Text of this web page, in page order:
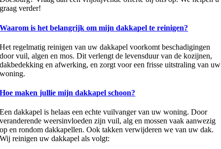
graag verder!
Waarom is het belangrijk om mijn dakkapel te reinigen?
Het regelmatig reinigen van uw dakkapel voorkomt beschadigingen
door vuil, algen en mos. Dit verlengt de levensduur van de kozijnen,
dakbedekking en afwerking, en zorgt voor een frisse uitstraling van uw
woning.
Hoe maken jullie mijn dakkapel schoon?
Een dakkapel is helaas een echte vuilvanger van uw woning. Door
veranderende weersinvloeden zijn vuil, alg en mossen vaak aanwezig
op en rondom dakkapellen. Ook takken verwijderen we van uw dak.
Wij reinigen uw dakkapel als volgt: